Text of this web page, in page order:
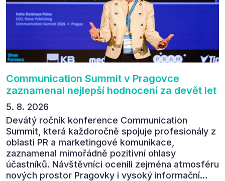
Communication Summit v Pragovce
zaznamenal nejlepší hodnocení za devět let
5. 8. 2026
Devátý ročník konference Communication
Summit, která každoročně spojuje profesionály z
oblasti PR a marketingové komunikace,
zaznamenal mimořádně pozitivní ohlasy
účastníků. Návštěvníci ocenili zejména atmosféru
nových prostor Pragovky i vysoký informační